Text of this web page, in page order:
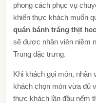
phong cách phục vụ
khiến thực khách muốn
quán bánh tráng thịt
sẽ được nhân viên niềm
Trung đặc trưng.
Khi khách gọi món, nhân
khách chọn món vừa đủ
thực khách lần đầu nếm